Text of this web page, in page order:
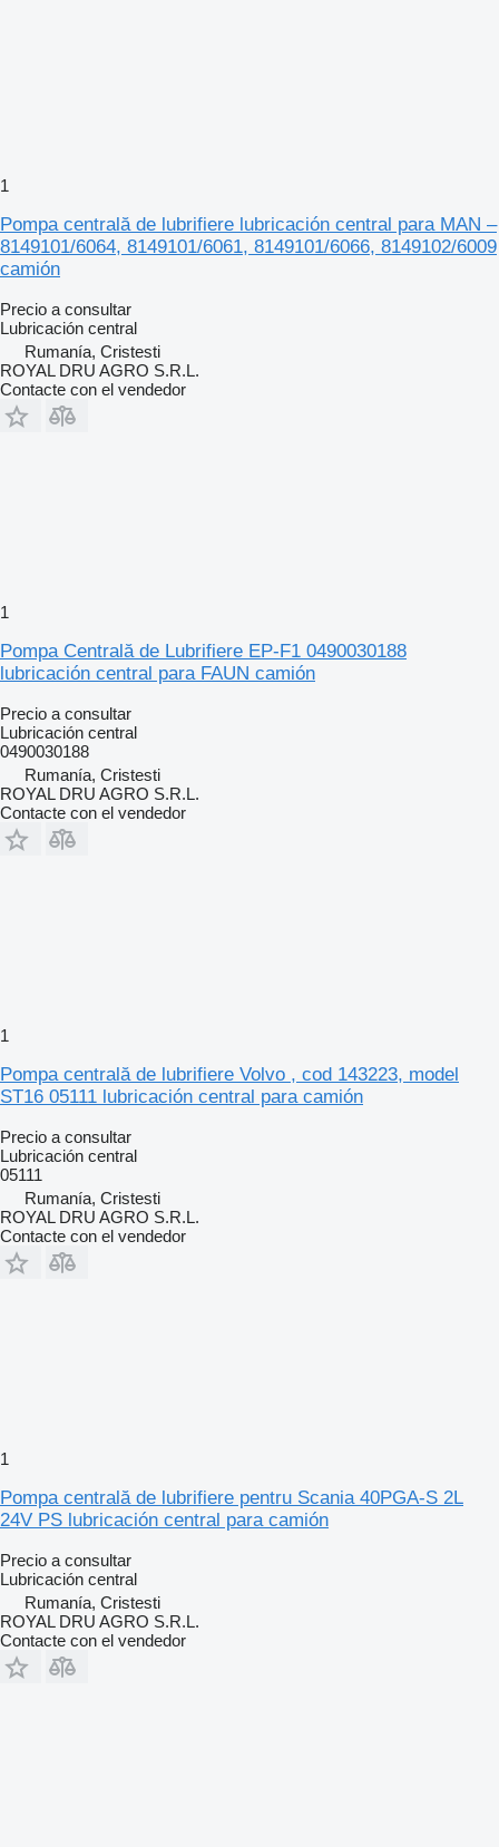
1
Pompa centrală de lubrifiere lubricación central para MAN –
8149101/6064, 8149101/6061, 8149101/6066, 8149102/6009
camión
Precio a consultar
Lubricación central
Rumanía, Cristesti
ROYAL DRU AGRO S.R.L.
Contacte con el vendedor
1
Pompa Centrală de Lubrifiere EP-F1 0490030188
lubricación central para FAUN camión
Precio a consultar
Lubricación central
0490030188
Rumanía, Cristesti
ROYAL DRU AGRO S.R.L.
Contacte con el vendedor
1
Pompa centrală de lubrifiere Volvo , cod 143223, model
ST16 05111 lubricación central para camión
Precio a consultar
Lubricación central
05111
Rumanía, Cristesti
ROYAL DRU AGRO S.R.L.
Contacte con el vendedor
1
Pompa centrală de lubrifiere pentru Scania 40PGA-S 2L
24V PS lubricación central para camión
Precio a consultar
Lubricación central
Rumanía, Cristesti
ROYAL DRU AGRO S.R.L.
Contacte con el vendedor